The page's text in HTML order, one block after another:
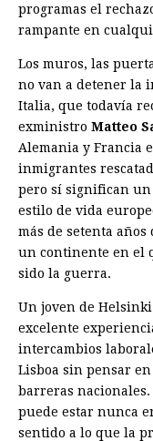
programas el
rampante en
Los muros, las
no van a detener la
Italia, que todavía
exministro Matteo
Alemania y Francia
inmigrantes
pero sí significan un
estilo de vida
más de setenta
un continente en el
sido la guerra.
Un joven de
excelente
intercambios
Lisboa sin pensar
barreras
puede estar nunca
sentido a lo que la